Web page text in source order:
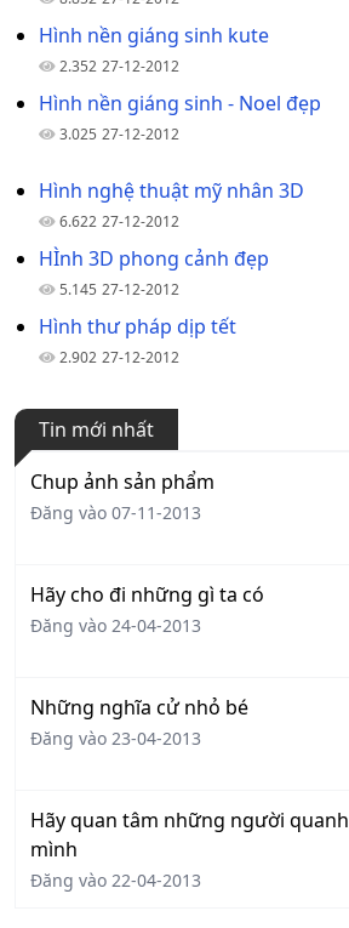
Hình nền giáng sinh kute
2.352 27-12-2012
Hình nền giáng sinh - Noel đẹp
3.025 27-12-2012
Hình nghệ thuật mỹ nhân 3D
6.622 27-12-2012
HÌnh 3D phong cảnh đẹp
5.145 27-12-2012
Hình thư pháp dịp tết
2.902 27-12-2012
Tin mới nhất
Chup ảnh sản phẩm
Đăng vào 07-11-2013
Hãy cho đi những gì ta có
Đăng vào 24-04-2013
Những nghĩa cử nhỏ bé
Đăng vào 23-04-2013
Hãy quan tâm những người quanh
mình
Đăng vào 22-04-2013